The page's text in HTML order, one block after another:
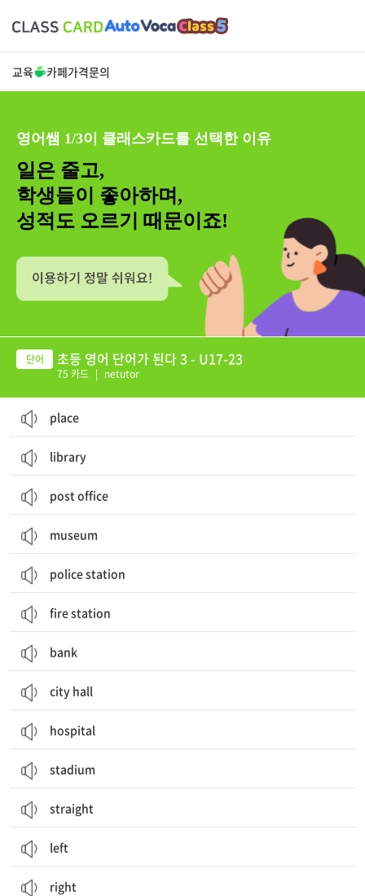
교육 카페가격문의
영어쌤 1/3이 클래스카드를 선택한 이유
일은 줄고,
학생들이 좋아하며,
성적도 오르기 때문이죠!
초등 영어 단어가 된다 3 - U17-23
75 카드 | netutor
place
library
post office
museum
police station
fire station
bank
city hall
hospital
stadium
straight
left
right